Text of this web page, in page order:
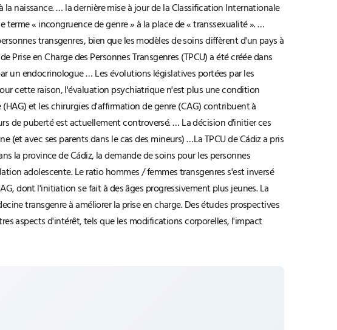
naissance. … la dernière mise à jour de la Classification Internationale
« incongruence de genre » à la place de « transsexualité ». …
transgenres, bien que les modèles de soins diffèrent d'un pays à
en Charge des Personnes Transgenres (TPCU) a été créée dans
un endocrinologue … Les évolutions législatives portées par les
cette raison, l'évaluation psychiatrique n'est plus une condition
et les chirurgies d'affirmation de genre (CAG) contribuent à
de puberté est actuellement controversé. … La décision d'initier ces
avec ses parents dans le cas des mineurs) …La TPCU de Cádiz a pris
la province de Cádiz, la demande de soins pour les personnes
adolescente. Le ratio hommes / femmes transgenres s'est inversé
dont l'initiation se fait à des âges progressivement plus jeunes. La
transgenre à améliorer la prise en charge. Des études prospectives
aspects d'intérêt, tels que les modifications corporelles, l'impact